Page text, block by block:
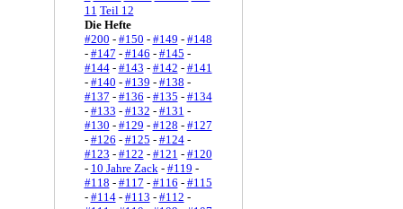
11 Teil 12
Die Hefte
#200 - #150 - #149 - #148
- #147 - #146 - #145 -
#144- #143 - #142 - #141
- #140 - #139 - #138 -
#137 - #136 - #135 - #134
- #133 - #132 - #131 -
#130 - #129 - #128 - #127
- #126 - #125 - #124-
#123 - #122 - #121 - #120
- 10 Jahre Zack- #119 -
#118 - #117 - #116 - #115
- #114- #113 - #112 -